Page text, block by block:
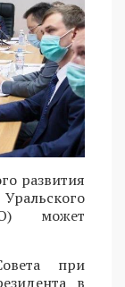
развития
может
при
в